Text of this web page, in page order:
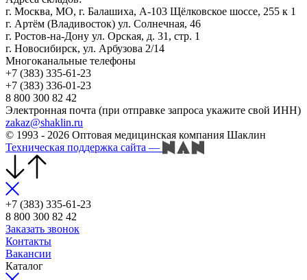
г. Москва, МО, г. Балашиха, А-103 Щёлковское шоссе, 255 к 1
г. Артём (Владивосток) ул. Солнечная, 46
г. Ростов-на-Дону ул. Орская, д. 31, стр. 1
г. Новосибирск, ул. Арбузова 2/14
Многоканальные телефоны
+7 (383) 335-61-23
+7 (383) 336-01-23
8 800 300 82 42
Электронная почта (при отправке запроса укажите свой ИНН)
zakaz@shaklin.ru
© 1993 - 2026 Оптовая медицинская компания Шаклин
Техническая поддержка сайта —
+7 (383) 335-61-23
8 800 300 82 42
Заказать звонок
Контакты
Вакансии
Каталог